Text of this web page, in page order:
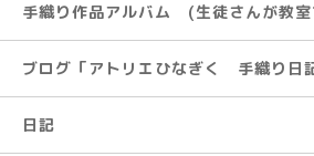
手織り作品アルバム (生徒さんが教
ブログ「アトリエひなぎく 手織り日
日記